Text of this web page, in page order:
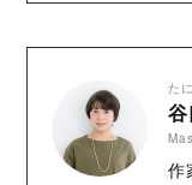
～旧約聖書』(
た
作